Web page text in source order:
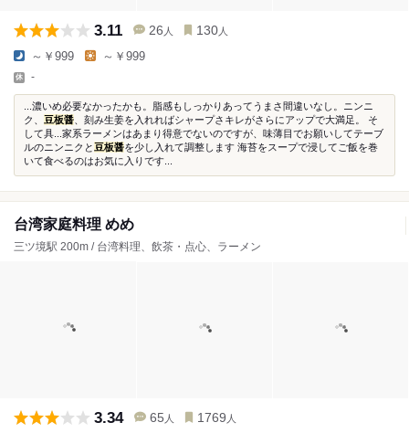
3.11 26 人 130 人
～￥999 ～￥999
-
...濃いめ必要なかったかも。脂感もしっかりあってうまさ間違いなし。ニンニ
ク、 豆板醤 、刻み生姜を入れればシャープさキレがさらにアップで大満足。 そ
して具...家系ラーメンはあまり得意でないのですが、味薄目でお願いしてテーブ
ルのニンニクと豆板醤を少し入れて調整します 海苔をスープで浸してご飯を巻
いて食べるのはお気に入りです...
台湾家庭料理 めめ
三ツ境駅 200m / 台湾料理、飲茶・点心、ラーメン
3.34 65 人 1769 人